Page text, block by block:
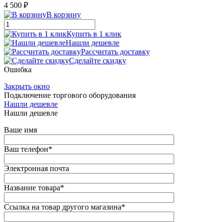
4 500 ₽
В корзину
Купить в 1 клик
Нашли дешевле
Рассчитать доставку
Сделайте скидку
Ошибка
Закрыть окно
Подключение торгового оборудования
Нашли дешевле
Нашли дешевле
Ваше имя
Ваш телефон*
Электронная почта
Название товара*
Ссылка на товар другого магазина*